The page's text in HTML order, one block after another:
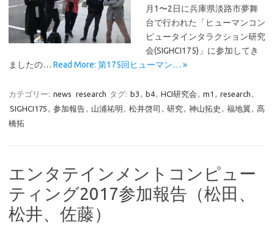
月1〜2日に兵庫県淡路市夢舞
台で行われた「ヒューマンコン
ピュータインタラクション研究
会(SIGHCI175)」に参加してき
ましたの… Read More: 第175回ヒューマン… »
カテゴリー: news research タグ: b3 , b4, HCI研究会 , m1 , research ,
SIGHCI175 , 参加報告, 山浦祐明 , 松井啓司 , 研究, 神山拓史 , 福地翼 , 髙
橋拓
エンタテインメントコンピュー
ティング2017参加報告（松田、
松井、佐藤）